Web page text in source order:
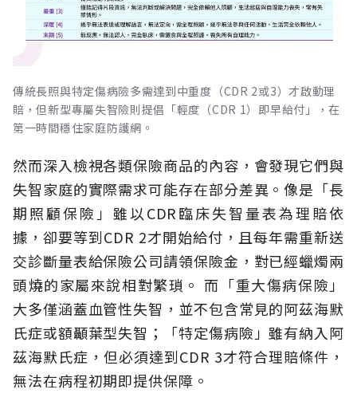
傳統長照與特定傷病險多需達到中重度（CDR 2或3）才啟動理
賠，但新型專屬失智險則提倡「輕度（CDR 1）即早給付」，在
第一時間穩住家庭防護網。
然而深入檢視各類保險商品的內容，會發現它們與
失智家庭的實際需求可能存在部分差異。像是「長
期照顧保險」雖以CDR臨床失智量表為理賠依
據，卻要等到CDR 2才開始給付，且每年需重新送
交診斷量表給保險公司請領保險金，對已經蠟燭兩
頭燒的家屬來說相對繁瑣。 而「重大傷病保險」
大多僅涵蓋血管性失智，並不包含常見的阿茲海默
氏症或額顳葉型失智；「特定傷病險」雖有納入阿
茲海默氏症，但必須達到CDR 3才符合理賠條件，
無法在病程初期即提供保障。